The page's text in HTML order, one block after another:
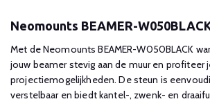
Neomounts BEAMER-
Met de Neomounts BEAMER-W050BLACK
jouw beamer stevig aan de muur en profiteer
projectiemogelijkheden. De steun is
verstelbaar en biedt kantel-, zwenk- en